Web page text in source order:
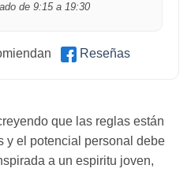
de 9:15 a 19:30
Reseñas
que las reglas están
y el potencial personal debe
a un espiritu joven,